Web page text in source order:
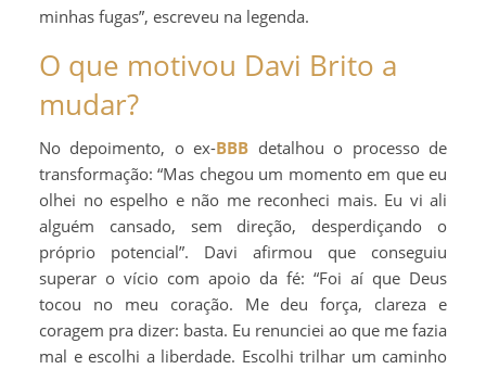
minhas fugas”, escreveu na legenda.
O que motivou Davi Brito a
mudar?
No depoimento, o ex-BBB detalhou o processo de
transformação: “Mas chegou um momento em que eu
olhei no espelho e não me reconheci mais. Eu vi ali
alguém cansado, sem direção, desperdiçando o
próprio potencial”. Davi afirmou que conseguiu
superar o vício com apoio da fé: “Foi aí que Deus
tocou no meu coração. Me deu força, clareza e
coragem pra dizer: basta. Eu renunciei ao que me fazia
mal e escolhi a liberdade. Escolhi trilhar um caminho